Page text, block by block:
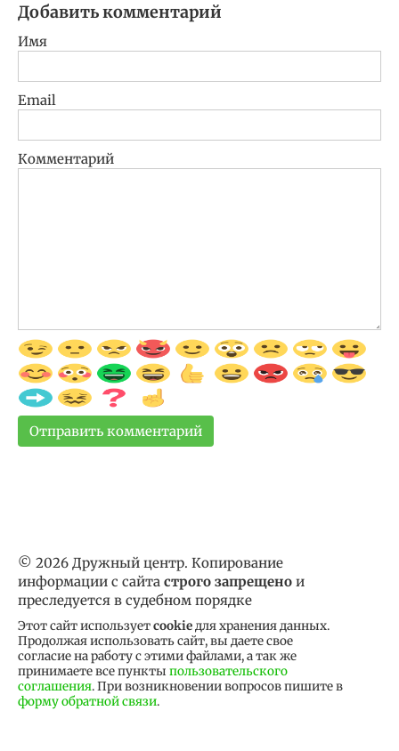
Добавить комментарий
Имя
Email
Комментарий
© 2026 Дружный центр. Копирование
информации с сайта строго запрещено и
преследуется в судебном порядке
Этот сайт используетcookieдля хранения данных.
Продолжая использовать сайт, вы даете свое
согласие на работу с этими файлами, а так же
принимаете все пункты пользовательского
соглашения. При возникновении вопросов пишите в
форму обратной связи.